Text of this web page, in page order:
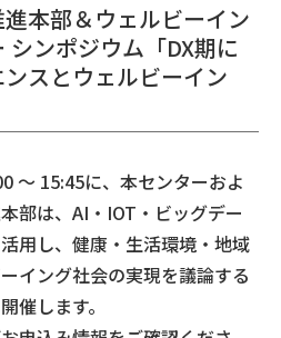
本部＆ウェルビーイン
ンポジウム「DX期に
スとウェルビーイン
～ 15:45に、本センターおよ
部は、AI・IOT・ビッグデー
用し、健康・生活環境・地域
イング社会の実現を議論する
催します。